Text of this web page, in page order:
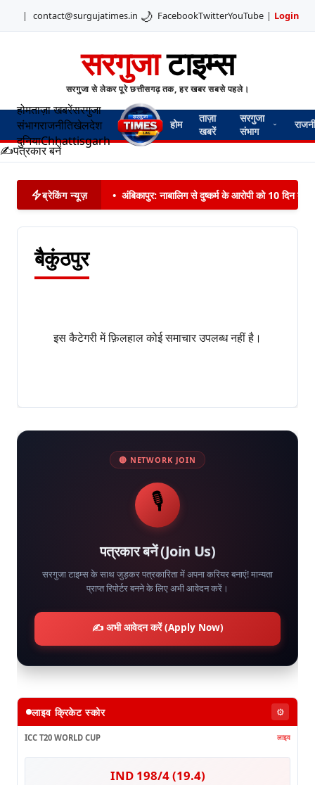
| contact@surgujatimes.in 🌙 FacebookTwitterYouTube | Login
सरगुजाटाइम्स
सरगुजा से लेकर पूरे छत्तीसगढ़ तक, हर खबर सबसे पहले।
होमताज़ा खबरेंसरगुजा
संभागराजनीतिखेलदेश
दुनियाChhattisgarh
होम
ताज़ा
खबरें
सरगुजा
संभाग
✍️पत्रकार बनें
ब्रेकिंग न्यूज़ • अंबिकापुर: नाबालिग से दुष्कर्म के आरोपी को 10 दिन बाद
बैकुंठपुर
इस कैटेगरी में फ़िलहाल कोई समाचार उपलब्ध नहीं है।
🔴 NETWORK JOIN
🎙️
पत्रकार बनें (Join Us)
सरगुजा टाइम्स के साथ जुड़कर पत्रकारिता में अपना करियर बनाएं! मान्यता
प्राप्त रिपोर्टर बनने के लिए अभी आवेदन करें।
✍️ अभी आवेदन करें (Apply Now)
लाइव क्रिकेट स्कोर ⚙️
ICC T20 WORLD CUP लाइव
IND 198/4 (19.4)